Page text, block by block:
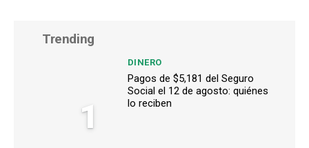
Trending
1
DINERO
Pagos de $5,181 del Seguro
Social el 12 de agosto: quiénes
lo reciben